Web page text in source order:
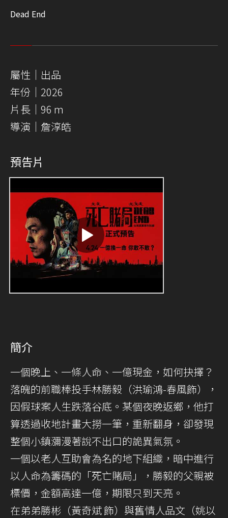
Dead End
屬性｜出品
年份｜2026
片長｜96 m
導演｜詹淳皓
預告片
簡介
一個晚上、一條人命、一億現金，如何抉擇？
落魄的前職棒投手林勝毅（洪瑜鴻-春風飾），
因假球案人生跌落谷底。某個夜晚返鄉，他打
算透過收地計畫大撈一筆，重新翻身，卻發現
整個小鎮瀰漫著說不出口的詭異氣氛。
一個以老人互助會為名的地下組織，暗中進行
以人命為籌碼的「死亡賭局」，勝毅的父親被
標價，金額高達一億，期限只到天亮。
在弟弟勝彬（黃奇斌 飾）與舊情人品文（姚以